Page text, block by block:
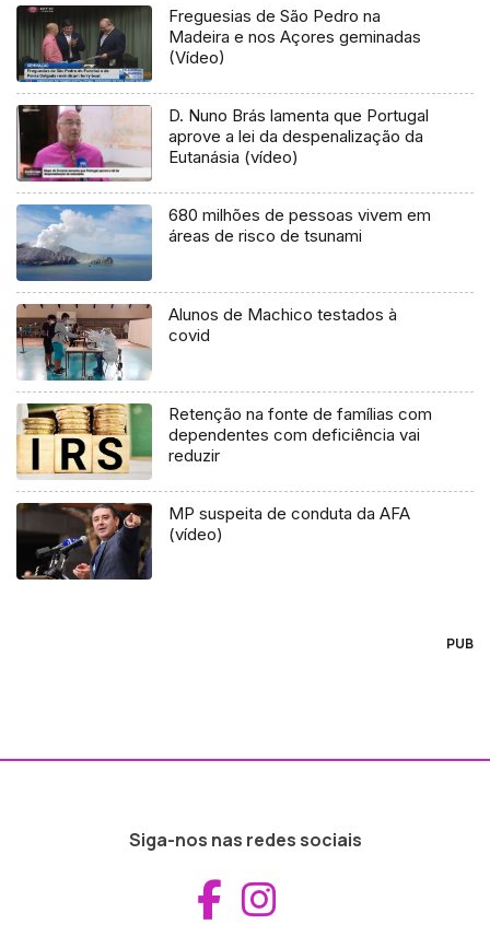
Freguesias de São Pedro na
Madeira e nos Açores geminadas
(Vídeo)
D. Nuno Brás lamenta que Portugal
aprove a lei da despenalização da
Eutanásia (vídeo)
680 milhões de pessoas vivem em
áreas de risco de tsunami
Alunos de Machico testados à
covid
Retenção na fonte de famílias com
dependentes com deficiência vai
reduzir
MP suspeita de conduta da AFA
(vídeo)
PUB
Siga-nos nas redes sociais
Aceder ao